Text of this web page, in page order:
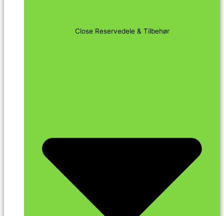
Close Reservedele & Tilbehør